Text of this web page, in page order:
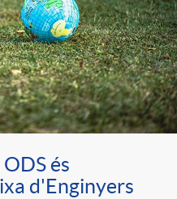
és
d'Enginyers